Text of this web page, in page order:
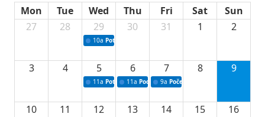
Mon Tue Wed Thu Fri Sat
Sun
27
28 29
10a Potpisivanje ugovora sa neprofitnim
30 31 1 2
3 4 5
11a Potpisivanje ugovora o stipendijama za
6
11a Podrška razvoju vodne infrastrukture u
7
9a Početak izgradnje nove
8 9
10 11 12 13 14 15 16